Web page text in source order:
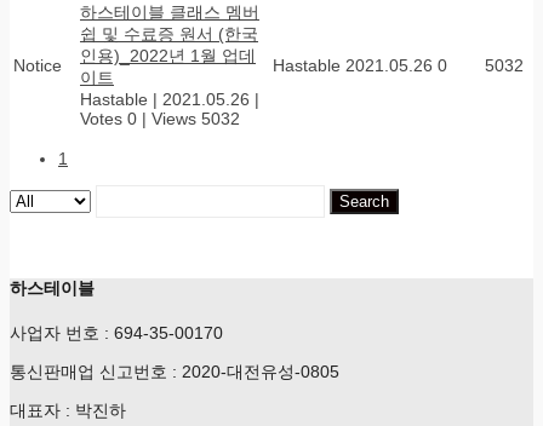
Notice
하스테이블 클래스 멤버
쉽 및 수료증 원서 (한국
인용)_2022년 1월 업데
이트
Hastable | 2021.05.26 |
Votes 0 | Views 5032
Hastable 2021.05.26 0 5032
1
Search
하스테이블
사업자 번호 : 694-35-00170
통신판매업 신고번호 : 2020-대전유성-0805
대표자 : 박진하